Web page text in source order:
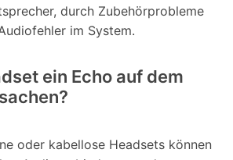
durch Zubehörprobleme
im System.
ein Echo auf dem
oder kabellose Headsets können